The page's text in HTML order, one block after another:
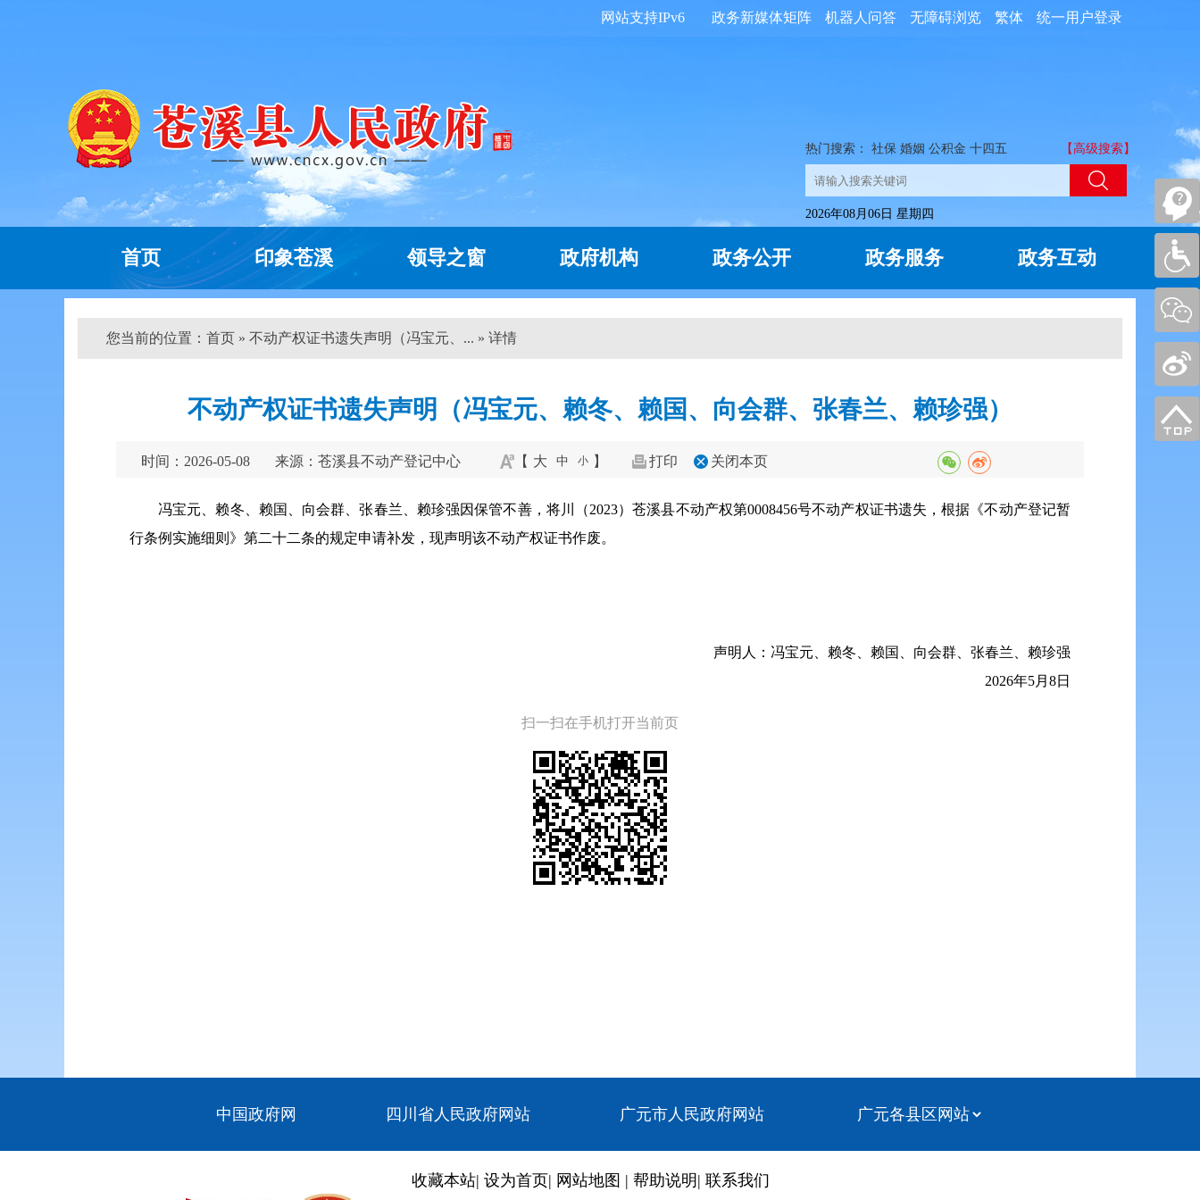
统一用户登录
繁体
无障碍浏览
机器人问答
政务新媒体矩阵
网站支持IPv6
热门搜索： 社保 婚姻 公积金 十四五 【高级搜索】
2026年08月06日 星期四
首页 印象苍溪 领导之窗 政府机构 政务公开 政务服务 政务互动
您当前的位置： 首页 » 不动产权证书遗失声明（冯宝元、... » 详情
不动产权证书遗失声明（冯宝元、赖冬、赖国、向会群、张春兰、赖珍强）
时间：2026-05-08 来源：苍溪县不动产登记中心 【 大 中 小 】 打印 关闭本页
冯宝元、赖冬、赖国、向会群、张春兰、赖珍强因保管不善，将川（2023）苍溪县不动产权第0008456号不动产权证书遗失，根据《不动产登记暂
行条例实施细则》第二十二条的规定申请补发，现声明该不动产权证书作废。
声明人：冯宝元、赖冬、赖国、向会群、张春兰、赖珍强
2026年5月8日
扫一扫在手机打开当前页
中国政府网 四川省人民政府网站 广元市人民政府网站
收藏本站| 设为首页| 网站地图 | 帮助说明 | 联系我们